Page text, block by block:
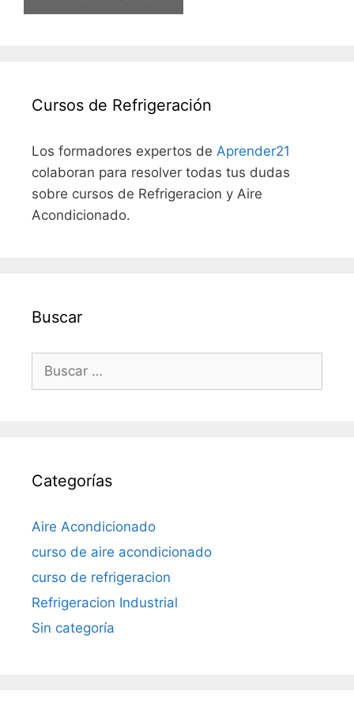
Cursos de Refrigeración
Los formadores expertos de Aprender21
colaboran para resolver todas tus dudas
sobre cursos de Refrigeracion y Aire
Acondicionado.
Buscar
Buscar:
Categorías
Aire Acondicionado
curso de aire acondicionado
curso de refrigeracion
Refrigeracion Industrial
Sin categoría